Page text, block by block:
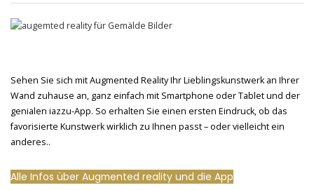
Sehen Sie sich mit Augmented Reality Ihr Lieblingskunstwerk an Ihrer
Wand zuhause an, ganz einfach mit Smartphone oder Tablet und der
genialen iazzu-App. So erhalten Sie einen ersten Eindruck, ob das
favorisierte Kunstwerk wirklich zu Ihnen passt – oder vielleicht ein
anderes..
Alle Infos über Augmented reality und die App